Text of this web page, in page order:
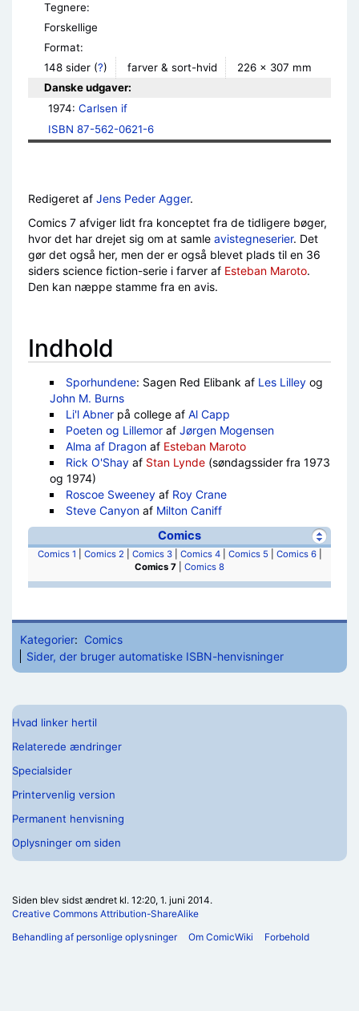
Tegnere:
Forskellige
Format:
148 sider (?) farver & sort-hvid
226 × 307 mm
Danske udgaver:
1974: Carlsen if
ISBN 87-562-0621-6
Redigeret af Jens Peder Agger.
Comics 7 afviger lidt fra konceptet fra de tidligere bøger,
hvor det har drejet sig om at samle avistegneserier. Det
gør det også her, men der er også blevet plads til en 36
siders science fiction-serie i farver af Esteban Maroto.
Den kan næppe stamme fra en avis.
Indhold
Sporhundene: Sagen Red Elibank af Les Lilleyog
John M. Burns
Li'l Abnerpå college af Al Capp
Poeten og Lillemoraf Jørgen Mogensen
Alma af Dragonaf Esteban Maroto
Rick O'Shayaf Stan Lynde(søndagssider fra 1973
og 1974)
Roscoe Sweeneyaf Roy Crane
Steve Canyonaf Milton Caniff
Comics
Comics 1 Comics 2 Comics 3| Comics 4| Comics 5 Comics 6|
Comics 7
Comics 8
Kategorier: Comics
Sider, der bruger automatiske ISBN-henvisninger
Hvad linker hertil
Relaterede ændringer
Specialsider
Printervenlig version
Permanent henvisning
Oplysninger om siden
Siden blev sidst ændret kl. 12:20, 1. juni 2014.
Creative Commons Attribution-ShareAlike
Behandling af personlige oplysninger
Om ComicWiki Forbehold